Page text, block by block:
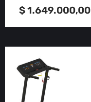
$1.649.000,00